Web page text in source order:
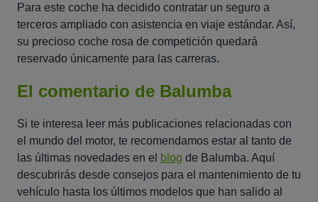
Para este coche ha decidido contratar un seguro a
terceros ampliado con asistencia en viaje estándar. Así,
su precioso coche rosa de competición quedará
reservado únicamente para las carreras.
El comentario de Balumba
Si te interesa leer más publicaciones relacionadas con
el mundo del motor, te recomendamos estar al tanto de
las últimas novedades en el
blog de Balumba. Aquí
descubrirás desde consejos para el mantenimiento de tu
vehículo hasta los últimos modelos que han salido al